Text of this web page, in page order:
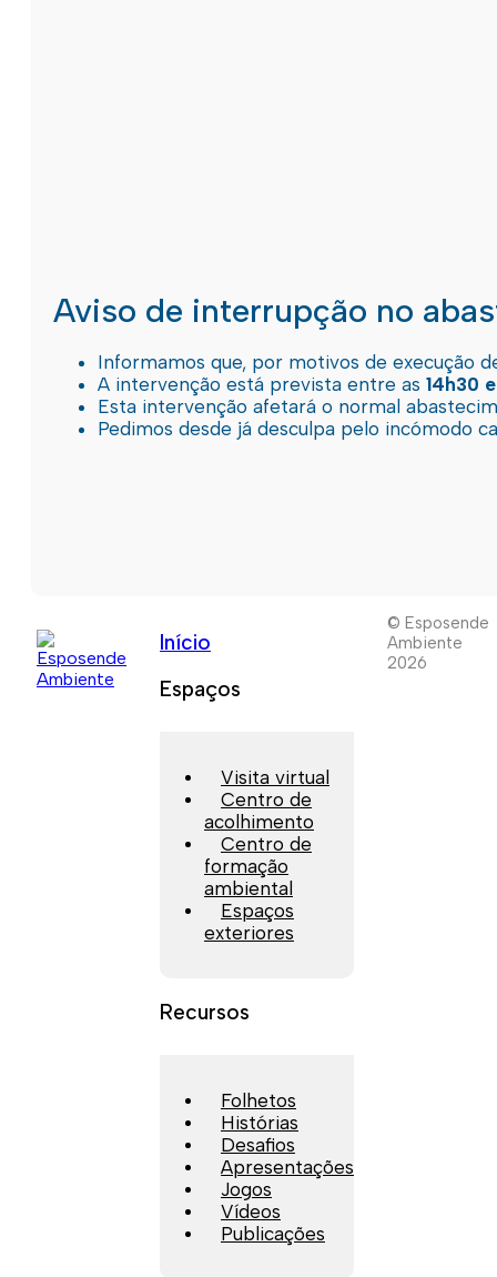
Aviso de interrupção no
Informamos que, por motivos de execução
A intervenção está prevista entre as 14h30
Esta intervenção afetará o normal
Pedimos desde já desculpa pelo incómodo
Início
Espaços
Visita virtual
Centro de
acolhimento
Centro de
formação
ambiental
Espaços
exteriores
Recursos
Folhetos
Histórias
Desafios
Apresentações
Jogos
Vídeos
Publicações
© Esposende
Ambiente
2026